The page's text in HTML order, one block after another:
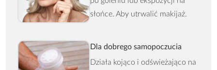
słońce. Aby utrwalić makijaż.
Dla dobrego samopoczucia
Działa kojąco i odświeżająco na